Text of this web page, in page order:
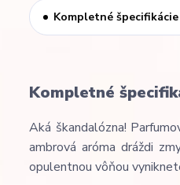
Kompletné špecifikácie
Kompletné
Aká škandalózna!
ambrová aróma dráždi
opulentnou vôňou